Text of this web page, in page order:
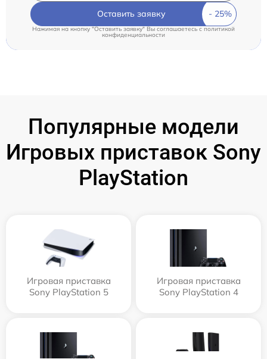
Оставить заявку
Нажимая на кнопку "Оставить заявку" Вы соглашаетесь cполитикой
конфиденциальности
Популярные модели
Игровых приставок Sony
PlayStation
Игровая приставка
Sony PlayStation 5
Игровая приставка
Sony PlayStation 4